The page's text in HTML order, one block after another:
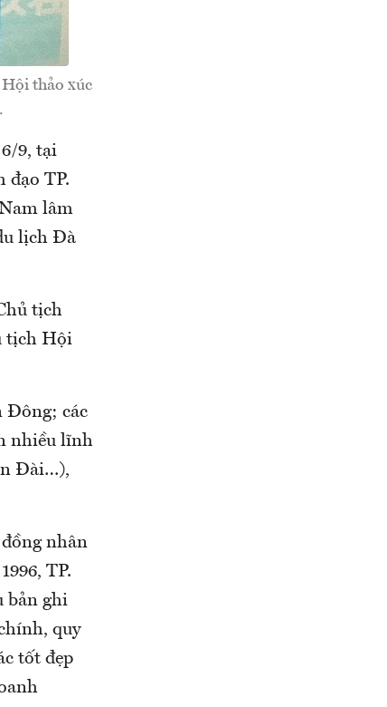
thảo xúc
9, tại
đạo TP.
lâm
lịch Đà
tịch
tịch Hội
Đông; các
nhiều lĩnh
Đài…),
nhân
TP.
bản ghi
quy
tốt đẹp